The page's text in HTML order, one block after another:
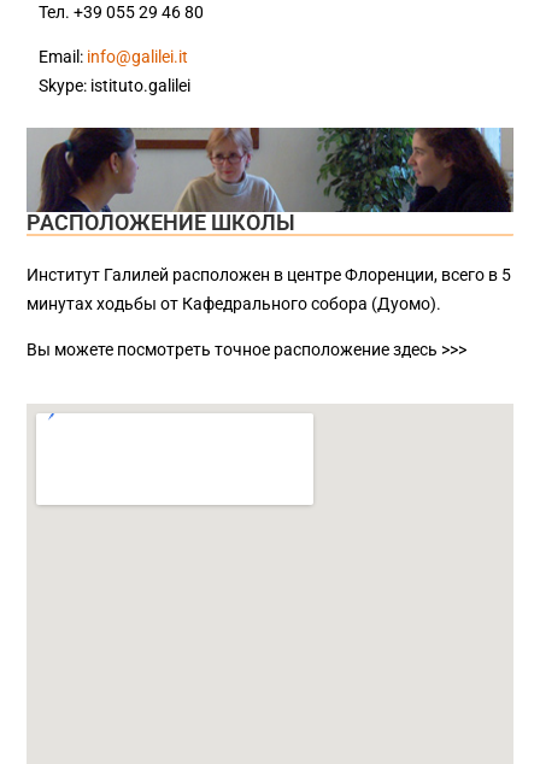
Teл. +39 055 29 46 80
Email: info@galilei.it
Skype: istituto.galilei
РАСПОЛОЖЕНИЕ ШКОЛЫ
Институт Галилей расположен в центре Флоренции, всего в 5
минутах ходьбы от Кафедрального собора (Дуомо).
Вы можете посмотреть точное расположение здесь >>>